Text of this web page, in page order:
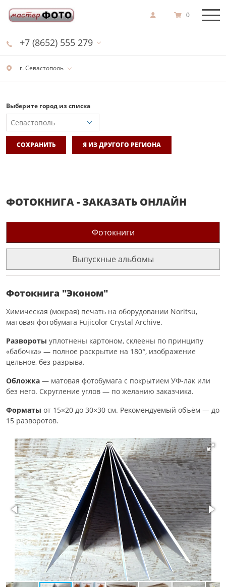
г. Севастополь
+7 (8652) 555 279
0
Выберите город из списка
СОХРАНИТЬ Я ИЗ ДРУГОГО РЕГИОНА
ФОТОКНИГА - ЗАКАЗАТЬ ОНЛАЙН
Фотокниги
Выпускные альбомы
Фотокнига "Эконом"
Химическая (мокрая) печать на оборудовании Noritsu,
матовая фотобумага Fujicolor Crystal Archive.
Развороты уплотнены картоном, склеены по принципу
«бабочка» — полное раскрытие на 180°, изображение
цельное, без разрыва.
Обложка — матовая фотобумага с покрытием УФ-лак или
без него. Скругление углов — по желанию заказчика.
Форматы от 15×20 до 30×30 см. Рекомендуемый объём — до
15 разворотов.